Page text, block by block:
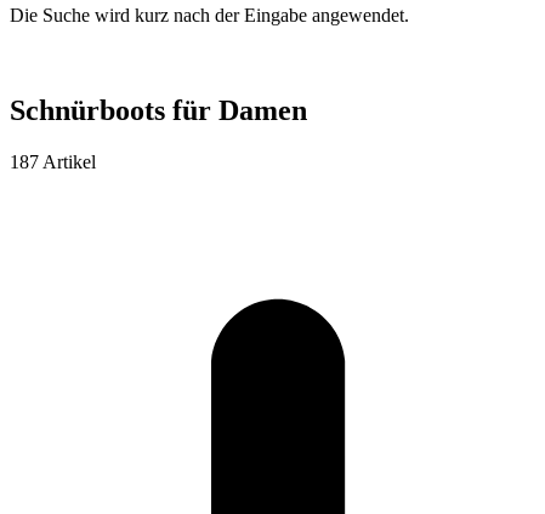
Die Suche wird kurz nach der Eingabe angewendet.
Schnürboots für Damen
187 Artikel